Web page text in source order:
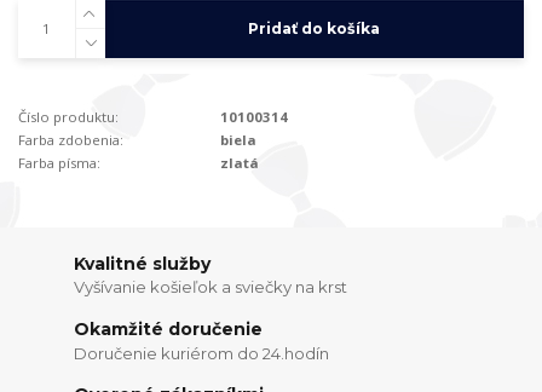
Pridať do košíka
Číslo produktu:
10100314
Farba zdobenia:
biela
Farba písma:
zlatá
Kvalitné služby
Vyšívanie košieľok a sviečky na krst
Okamžité doručenie
Doručenie kuriérom do 24.hodín